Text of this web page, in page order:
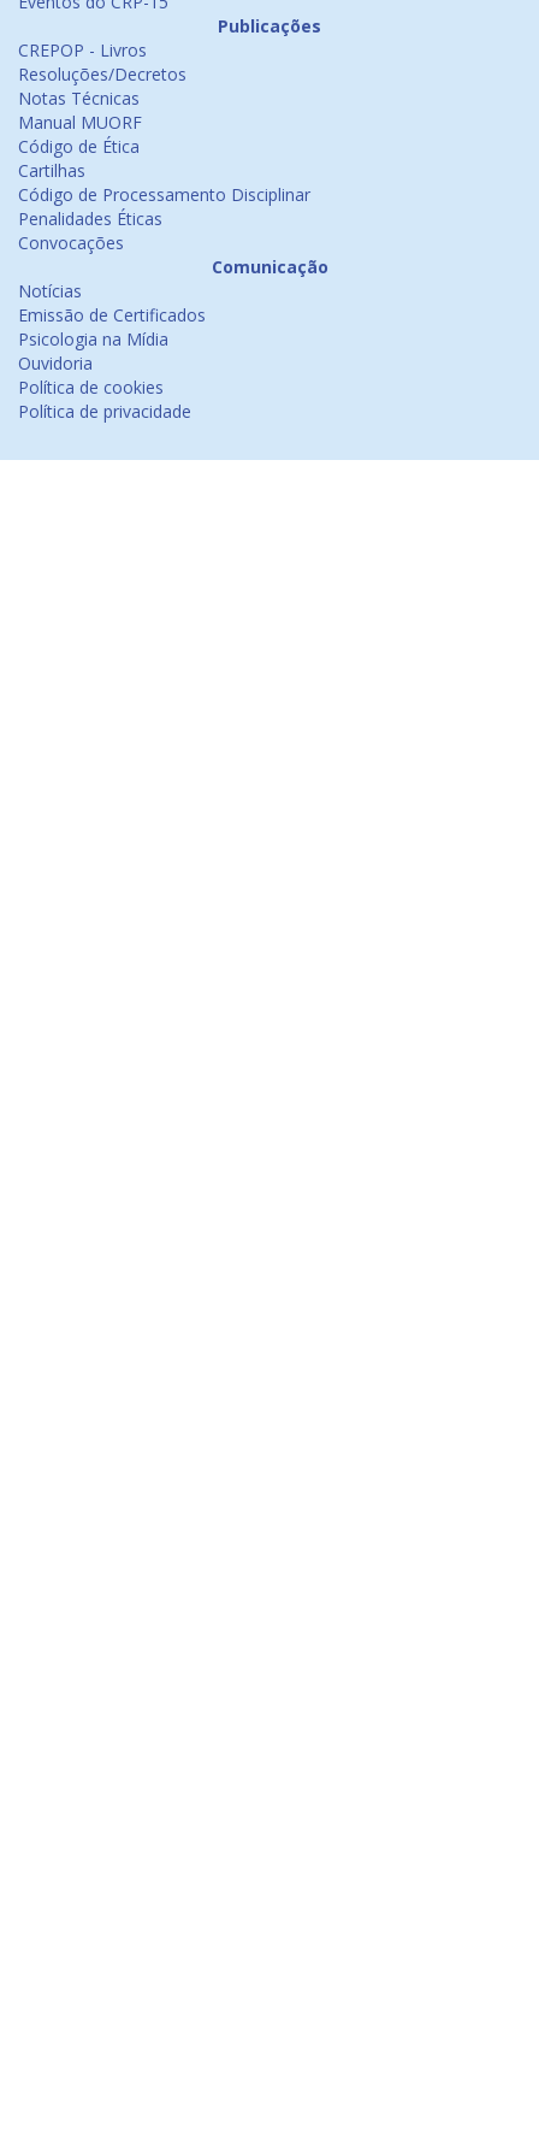
Publicações
CREPOP - Livros
Resoluções/Decretos
Notas Técnicas
Manual MUORF
Código de Ética
Cartilhas
Código de Processamento Disciplinar
Penalidades Éticas
Convocações
Comunicação
Notícias
Emissão de Certificados
Psicologia na Mídia
Ouvidoria
Política de cookies
Política de privacidade